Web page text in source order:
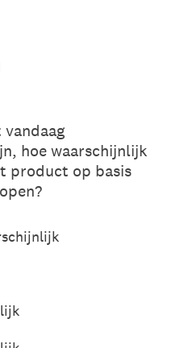
hoe waarschijnlijk
product op basis